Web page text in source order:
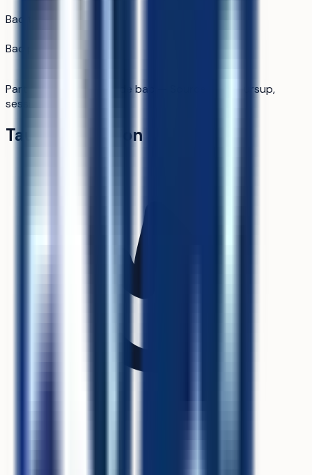
Bac technologique
Bac professionnel
Part d'admis par type de bac — Source : Parcoursup,
session 2025.
Taux de pression